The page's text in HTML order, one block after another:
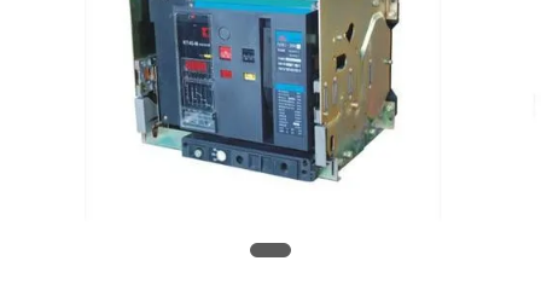
SITEMAP